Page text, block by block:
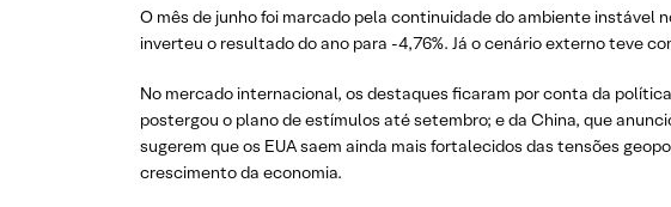
O mês de junho foi marcado pela continuidade do ambiente instável
inverteu o resultado do ano para -4,76%. Já o cenário externo teve
No mercado internacional, os destaques ficaram por conta da
postergou o plano de estímulos até setembro; e da China, que
sugerem que os EUA saem ainda mais fortalecidos das tensões
crescimento da economia.